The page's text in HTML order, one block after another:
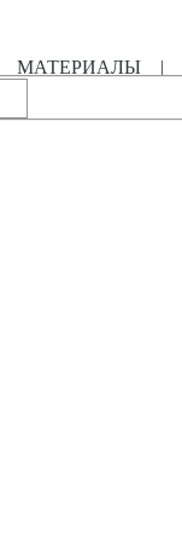
МАТЕРИАЛЫ |